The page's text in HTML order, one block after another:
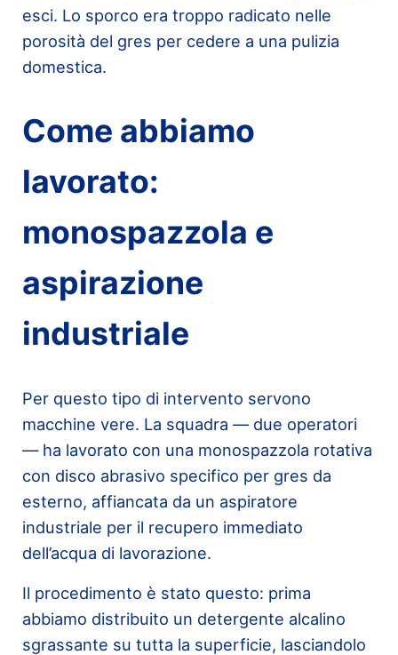
esci. Lo sporco era troppo radicato nelle
porosità del gres per cedere a una pulizia
domestica.
Come abbiamo
lavorato:
monospazzola e
aspirazione
industriale
Per questo tipo di intervento servono
macchine vere. La squadra — due operatori
— ha lavorato con una monospazzola rotativa
con disco abrasivo specifico per gres da
esterno, affiancata da un aspiratore
industriale per il recupero immediato
dell’acqua di lavorazione.
Il procedimento è stato questo: prima
abbiamo distribuito un detergente alcalino
sgrassante su tutta la superficie, lasciandolo